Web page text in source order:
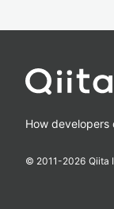
How developers
© 2011-2026 Qiita